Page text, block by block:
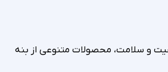
و سلامت، محصولات متنوعی از بنه